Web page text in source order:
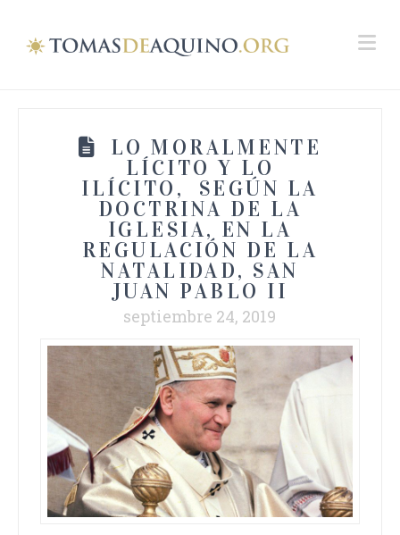
LO MORALMENTE
LÍCITO Y LO
ILÍCITO, SEGÚN LA
DOCTRINA DE LA
IGLESIA, EN LA
REGULACIÓN DE LA
NATALIDAD, SAN
JUAN PABLO II
septiembre 24, 2019